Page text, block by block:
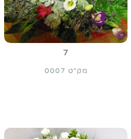
7
מק"ט 0007